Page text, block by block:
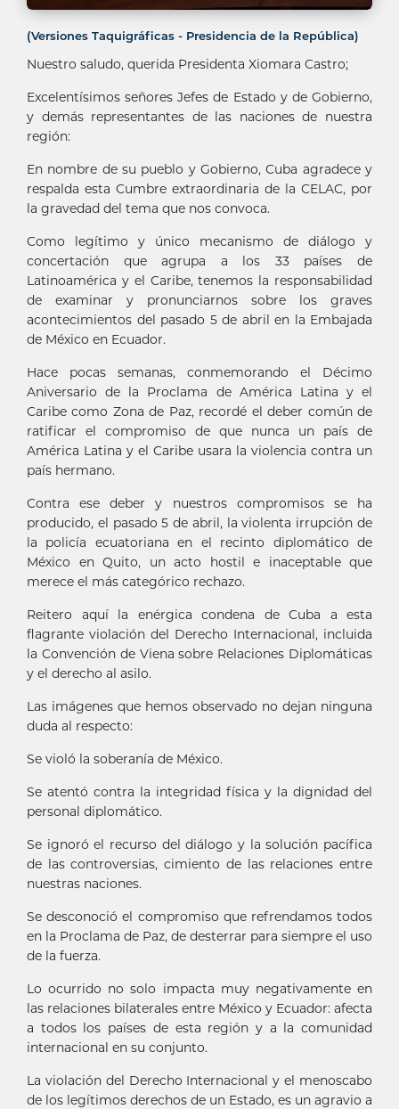
(Versiones Taquigráficas - Presidencia de la República)
Nuestro saludo, querida Presidenta Xiomara Castro;
Excelentísimos señores Jefes de Estado y de Gobierno,
y demás representantes de las naciones de nuestra
región:
En nombre de su pueblo y Gobierno, Cuba agradece y
respalda esta Cumbre extraordinaria de la CELAC, por
la gravedad del tema que nos convoca.
Como legítimo y único mecanismo de diálogo y
concertación que agrupa a los 33 países de
Latinoamérica y el Caribe, tenemos la responsabilidad
de examinar y pronunciarnos sobre los graves
acontecimientos del pasado 5 de abril en la Embajada
de México en Ecuador.
Hace pocas semanas, conmemorando el Décimo
Aniversario de la Proclama de América Latina y el
Caribe como Zona de Paz, recordé el deber común de
ratificar el compromiso de que nunca un país de
América Latina y el Caribe usara la violencia contra un
país hermano.
Contra ese deber y nuestros compromisos se ha
producido, el pasado 5 de abril, la violenta irrupción de
la policía ecuatoriana en el recinto diplomático de
México en Quito, un acto hostil e inaceptable que
merece el más categórico rechazo.
Reitero aquí la enérgica condena de Cuba a esta
flagrante violación del Derecho Internacional, incluida
la Convención de Viena sobre Relaciones Diplomáticas
y el derecho al asilo.
Las imágenes que hemos observado no dejan ninguna
duda al respecto:
Se violó la soberanía de México.
Se atentó contra la integridad física y la dignidad del
personal diplomático.
Se ignoró el recurso del diálogo y la solución pacífica
de las controversias, cimiento de las relaciones entre
nuestras naciones.
Se desconoció el compromiso que refrendamos todos
en la Proclama de Paz, de desterrar para siempre el uso
de la fuerza.
Lo ocurrido no solo impacta muy negativamente en
las relaciones bilaterales entre México y Ecuador: afecta
a todos los países de esta región y a la comunidad
internacional en su conjunto.
La violación del Derecho Internacional y el menoscabo
de los legítimos derechos de un Estado, es un agravio a